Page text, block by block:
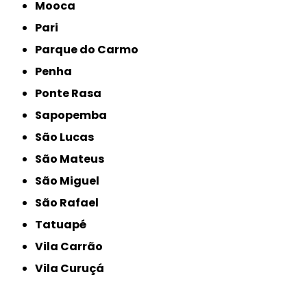
Mooca
Pari
Parque do Carmo
Penha
Ponte Rasa
Sapopemba
São Lucas
São Mateus
São Miguel
São Rafael
Tatuapé
Vila Carrão
Vila Curuçá